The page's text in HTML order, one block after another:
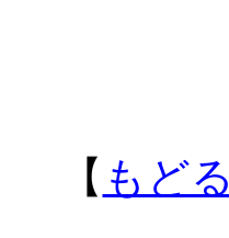
【 もどる